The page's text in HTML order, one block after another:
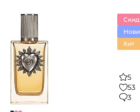
Хит
5
53
3